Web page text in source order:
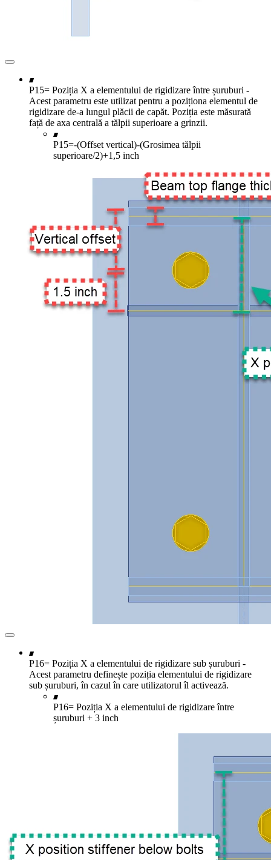
P15= Poziția X a elementului de rigidizare între șuruburi -
Acest parametru este utilizat pentru a poziționa elementul de
rigidizare de-a lungul plăcii de capăt. Poziția este măsurată
față de axa centrală a tălpii superioare a grinzii.
P15=-(Offset vertical)-(Grosimea tălpii
superioare/2)+1,5 inch
P16= Poziția X a elementului de rigidizare sub șuruburi -
Acest parametru definește poziția elementului de rigidizare
sub șuruburi, în cazul în care utilizatorul îl activează.
P16= Poziția X a elementului de rigidizare între
șuruburi + 3 inch